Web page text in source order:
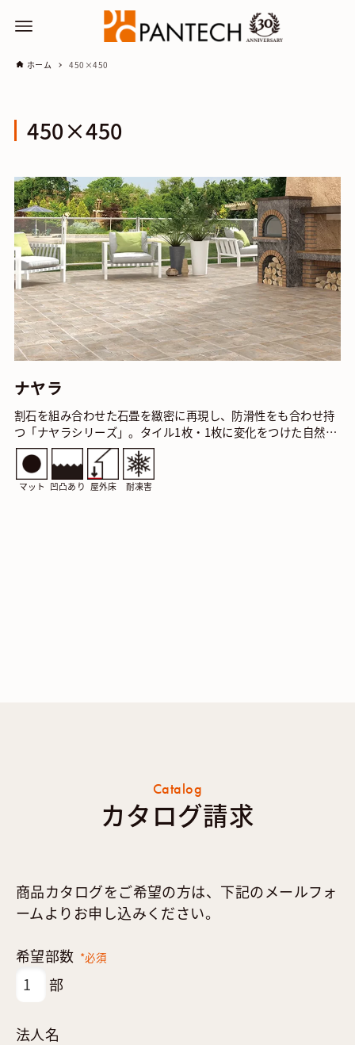
ホーム 450×450
450×450
ナヤラ
割石を組み合わせた石畳を緻密に再現し、防滑性をも合わせ持
つ「ナヤラシリーズ」。タイル1枚・1枚に変化をつけた自然石
の表情は芝生や植栽との相性も抜群です。 ナヤラ…
マット 凹凸あり 屋外床 耐凍害
Catalog
カタログ請求
商品カタログをご希望の方は、下記のメールフォ
ームよりお申し込みください。
希望部数 *必須
部
法人名